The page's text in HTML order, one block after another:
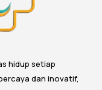
hidup setiap
dan inovatif,